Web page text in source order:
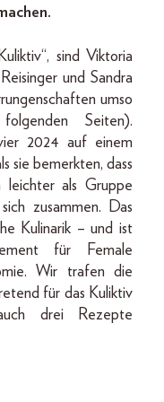
sind Viktoria
und Sandra
umso
Seiten).
2024 auf einem
sie bemerkten, dass
leichter als Gruppe
zusammen. Das
Kulinarik – und ist
für Female
Wir trafen die
für das Kuliktiv
drei Rezepte